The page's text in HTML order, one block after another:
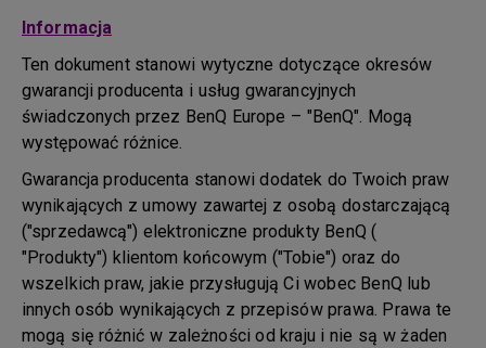
Informacja
Ten dokument stanowi wytyczne dotyczące okresów
gwarancji producenta i usług gwarancyjnych
świadczonych przez BenQ Europe – "BenQ". Mogą
występować różnice.
Gwarancja producenta stanowi dodatek do Twoich praw
wynikających z umowy zawartej z osobą dostarczającą
("sprzedawcą") elektroniczne produkty BenQ (
"Produkty") klientom końcowym ("Tobie") oraz do
wszelkich praw, jakie przysługują Ci wobec BenQ lub
innych osób wynikających z przepisów prawa. Prawa te
mogą się różnić w zależności od kraju i nie są w żaden